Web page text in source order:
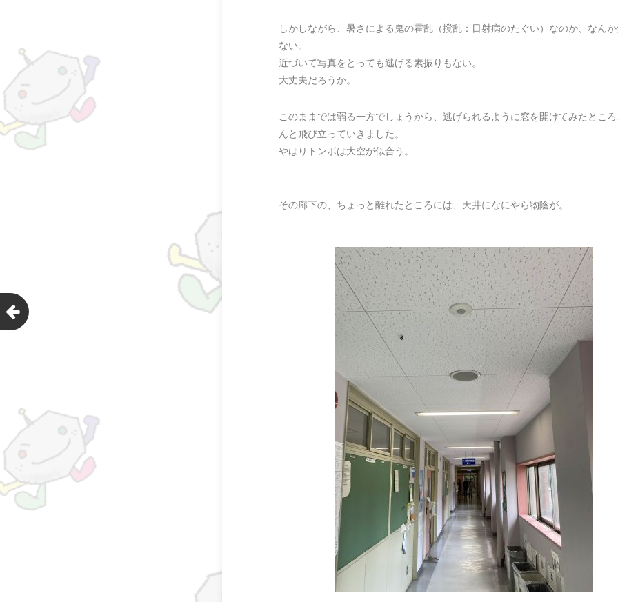
しかしながら、暑さによる鬼の霍乱（撹乱：日射病のたぐい）なのか、なん
ない。
近づいて写真をとっても逃げる素振りもない。
大丈夫だろうか。
このままでは弱る一方でしょうから、逃げられるように窓を開けてみたとこ
んと飛び立っていきました。
やはりトンボは大空が似合う。
その廊下の、ちょっと離れたところには、天井になにやら物陰が。